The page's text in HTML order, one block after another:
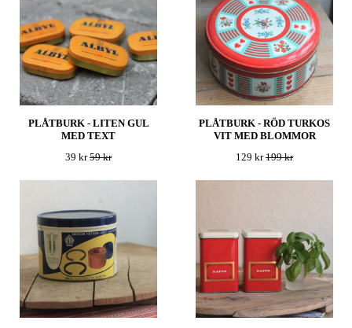
PLÅTBURK - LITEN GUL
MED TEXT
39 kr59 kr
PLÅTBURK - RÖD TURKOS
VIT MED BLOMMOR
129 kr199 kr